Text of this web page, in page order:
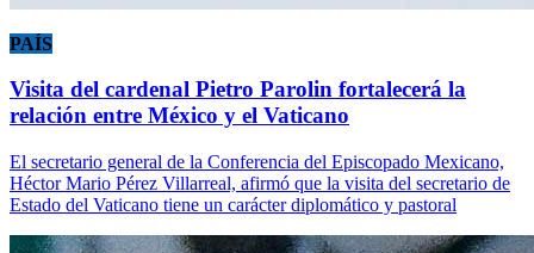
PAÍS
Visita del cardenal Pietro Parolin fortalecerá la
relación entre México y el Vaticano
El secretario general de la Conferencia del Episcopado Mexicano,
Héctor Mario Pérez Villarreal, afirmó que la visita del secretario de
Estado del Vaticano tiene un carácter diplomático y pastoral